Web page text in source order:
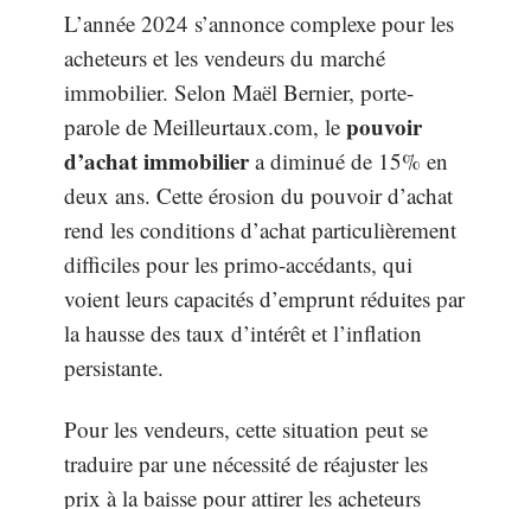
L’année 2024 s’annonce complexe pour les
acheteurs et les vendeurs du marché
immobilier. Selon Maël Bernier, porte-
parole de Meilleurtaux.com, le pouvoir
d’achat immobiliera diminué de 15% en
deux ans. Cette érosion du pouvoir d’achat
rend les conditions d’achat particulièrement
difficiles pour les primo-accédants, qui
voient leurs capacités d’emprunt réduites par
la hausse des taux d’intérêt et l’inflation
persistante.
Pour les vendeurs, cette situation peut se
traduire par une nécessité de réajuster les
prix à la baisse pour attirer les acheteurs